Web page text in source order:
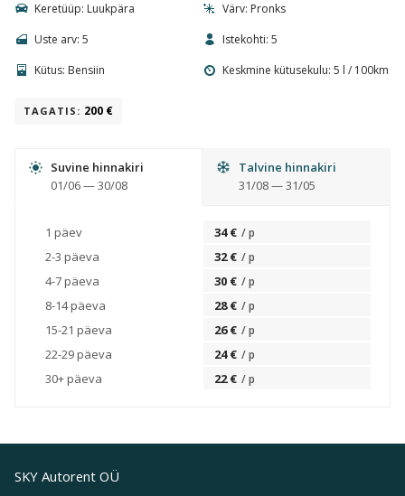
Keretüüp: Luukpära
Värv: Pronks
Uste arv: 5
Istekohti: 5
Kütus: Bensiin
Keskmine kütusekulu: 5 l / 100km
TAGATIS : 200 €
Suvine hinnakiri
01/06—30/08
Talvine hinnakiri
31/08—31/05
1 päev 34€ /p
2-3 päeva 32€ /p
4-7 päeva 30 € /p
8-14 päeva 28€ /p
15-21 päeva 26€ /p
22-29 päeva 24€ /p
30+ päeva 22€ /p
SKY Autorent OÜ